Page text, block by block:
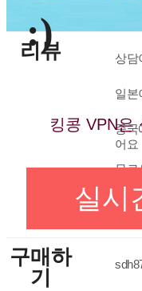
:)
킹콩 VPN은
실시
리뷰 상담
일본
중국
어요
무료
vpn
구매하
기